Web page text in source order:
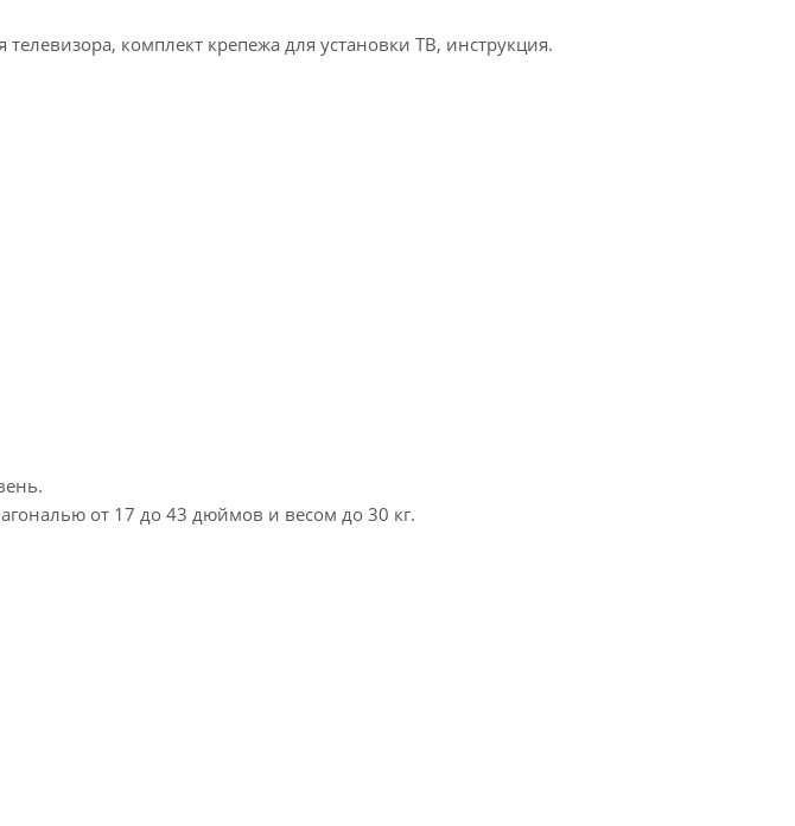
комплект крепежа для установки ТВ, инструкция.
от 17 до 43 дюймов и весом до 30 кг.